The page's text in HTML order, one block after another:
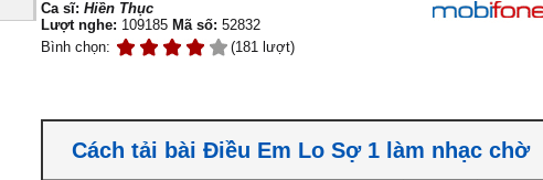
Ca sĩ: Hiền Thục
Lượt nghe: 109185 Mã số: 52832
Bình chọn:
(181 lượt)
Cách tải bài Điều Em Lo Sợ 1 làm nhạc chờ